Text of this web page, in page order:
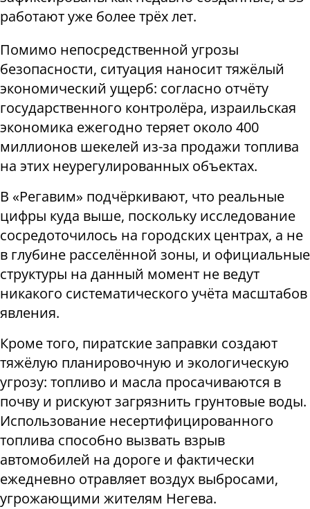
работают уже более трёх лет.
Помимо непосредственной угрозы
безопасности, ситуация наносит тяжёлый
экономический ущерб: согласно отчёту
государственного контролёра, израильская
экономика ежегодно теряет около 400
миллионов шекелей из-за продажи топлива
на этих неурегулированных объектах.
В «Регавим» подчёркивают, что реальные
цифры куда выше, поскольку исследование
сосредоточилось на городских центрах, а не
в глубине расселённой зоны, и официальные
структуры на данный момент не ведут
никакого систематического учёта масштабов
явления.
Кроме того, пиратские заправки создают
тяжёлую планировочную и экологическую
угрозу: топливо и масла просачиваются в
почву и рискуют загрязнить грунтовые воды.
Использование несертифицированного
топлива способно вызвать взрыв
автомобилей на дороге и фактически
ежедневно отравляет воздух выбросами,
угрожающими жителям Негева.